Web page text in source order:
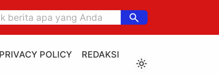
search
PRIVACY POLICY
REDAKSI
light_mode